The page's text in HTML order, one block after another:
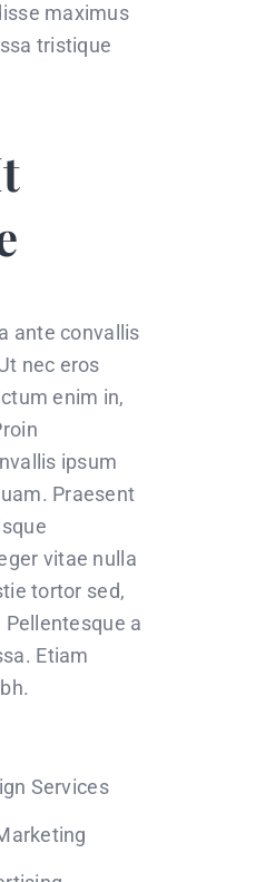
maximus
tristique
ante convallis
nec eros
enim in,
ipsum
Praesent
vitae nulla
tortor sed,
a
Etiam
Services